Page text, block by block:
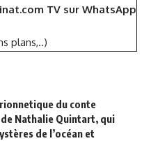
TV sur WhatsApp
plans,..)
du conte
Nathalie Quintart, qui
de l’océan et